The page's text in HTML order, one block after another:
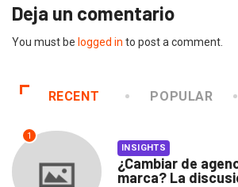
Deja un comentario
You must be logged in to post a comment.
RECENT POPULAR
1
INSIGHTS
¿Cambiar de
marca? La